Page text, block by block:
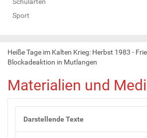
Sport
Heiße Tage im Kalten Krieg: Herbst 1983 -
Blockadeaktion in Mutlangen
Materialien und
Darstellende Texte